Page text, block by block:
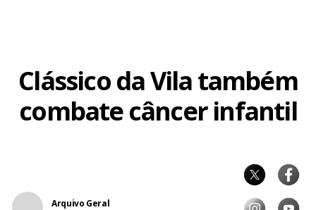
Clássico da Vila também
combate câncer infantil
Arquivo Geral